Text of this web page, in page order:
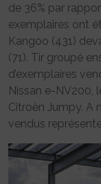
de 36% par
exemplaires ont
Kangoo (431)
(71). Tir groupé
d’exemplaires
Nissan e-NV200,
Citroën Jumpy. A
vendus